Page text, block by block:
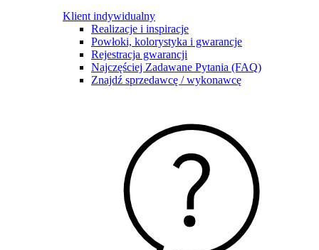
Klient indywidualny
Realizacje i inspiracje
Powłoki, kolorystyka i gwarancje
Rejestracja gwarancji
Najczęściej Zadawane Pytania (FAQ)
Znajdź sprzedawcę / wykonawcę